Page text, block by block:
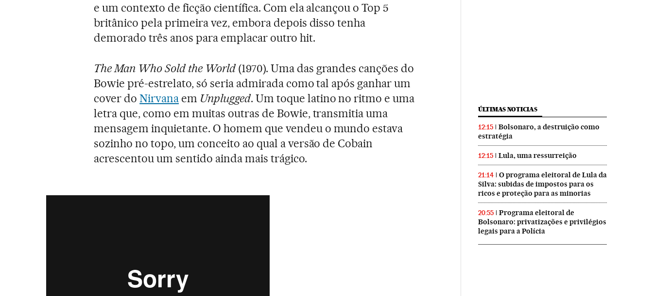
e um contexto de ficção científica. Com ela alcançou o Top 5
britânico pela primeira vez, embora depois disso tenha
demorado três anos para emplacar outro hit.
The Man Who Sold the World(1970). Uma das grandes canções do
Bowie pré-estrelato, só seria admirada como tal após ganhar um
cover doNirvana em Unplugged. Um toque latino no ritmo e uma
letra que, como em muitas outras de Bowie, transmitia uma
mensagem inquietante. O homem que vendeu o mundo estava
sozinho no topo, um conceito ao qual a versão de Cobain
acrescentou um sentido ainda mais trágico.
ÚLTIMAS NOTICIAS
12:15
Bolsonaro, a destruição como
estratégia
12:15 Lula, uma ressurreição
21:14
O programa eleitoral de Lula da
Silva: subidas de impostos para os
ricos e proteção para as minorias
20:55
Programa eleitoral de
Bolsonaro: privatizações e privilégios
legais para a Polícia